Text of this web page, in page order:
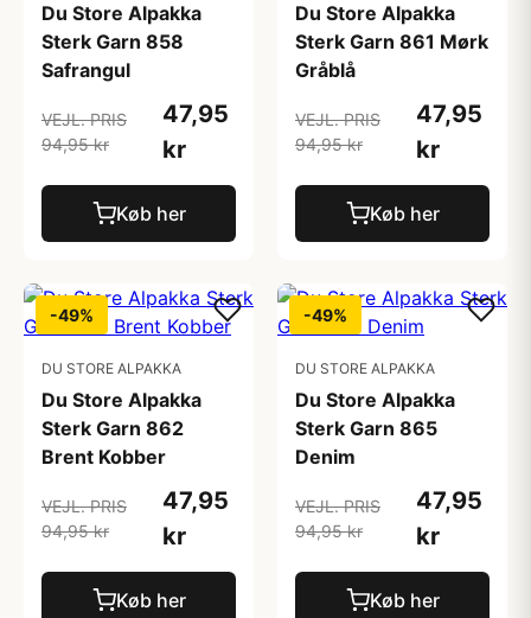
Du Store Alpakka
Sterk Garn 858
Safrangul
VEJL. PRIS
94,95 kr
47,95
kr
Køb her
Du Store Alpakka
Sterk Garn 861 Mørk
Gråblå
VEJL. PRIS
94,95 kr
47,95
kr
Køb her
-49%
DU STORE ALPAKKA
Du Store Alpakka
Sterk Garn 862
Brent Kobber
VEJL. PRIS
94,95 kr
47,95
kr
Køb her
-49%
DU STORE ALPAKKA
Du Store Alpakka
Sterk Garn 865
Denim
VEJL. PRIS
94,95 kr
47,95
kr
Køb her